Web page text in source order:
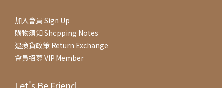
加入會員 Sign Up
購物須知 Shopping Notes
退換貨政策 Return Exchange
會員招募 VIP Member
Let's Be Friend